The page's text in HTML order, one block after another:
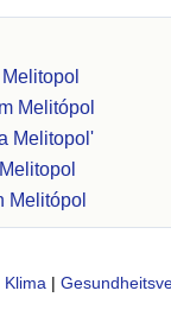
Melitópol
Melitopol'
Melitópol
Klima |